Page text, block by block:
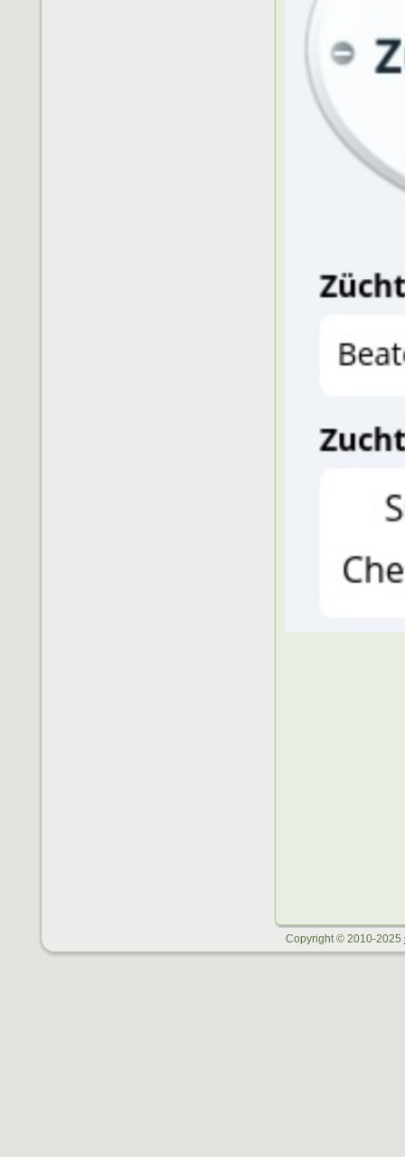
Copyright © 2010-2025